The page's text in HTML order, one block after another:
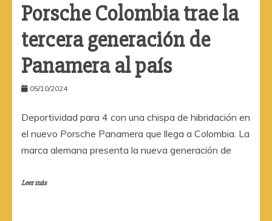
Porsche Colombia trae la
tercera generación de
Panamera al país
05/10/2024
Deportividad para 4 con una chispa de hibridación en
el nuevo Porsche Panamera que llega a Colombia. La
marca alemana presenta la nueva generación de
Leer más